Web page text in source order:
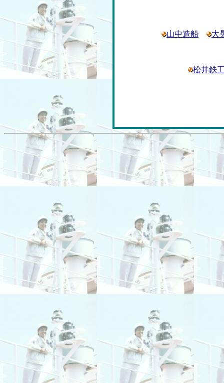
山中造船 大
松井鉄